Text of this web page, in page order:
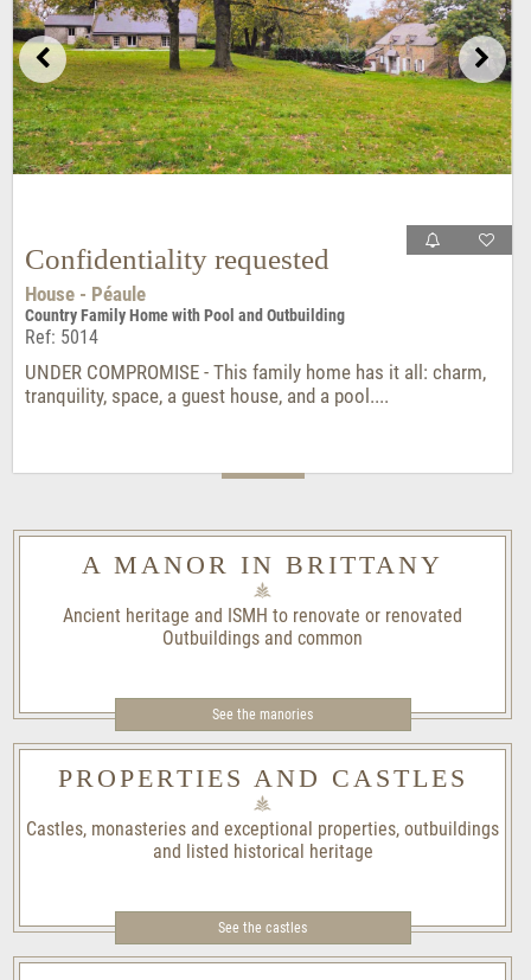
Confidentiality requested
House - Péaule
Country Family Home with Pool and Outbuilding
Ref: 5014
UNDER COMPROMISE - This family home has it all: charm,
tranquility, space, a guest house, and a pool....
A MANOR IN BRITTANY
Ancient heritage and ISMH to renovate or renovated
Outbuildings and common
See the manories
PROPERTIES AND CASTLES
Castles, monasteries and exceptional properties, outbuildings
and listed historical heritage
See the castles